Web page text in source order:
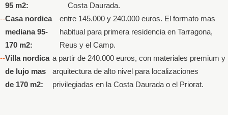
95 m2:
Costa Daurada.
Casa nordica
mediana 95-
170 m2:
entre 145.000 y 240.000 euros. El formato mas
habitual para primera residencia en Tarragona,
Reus y el Camp.
Villa nordica
de lujo mas
de 170 m2:
a partir de 240.000 euros, con materiales premium y
arquitectura de alto nivel para localizaciones
privilegiadas en la Costa Daurada o el Priorat.